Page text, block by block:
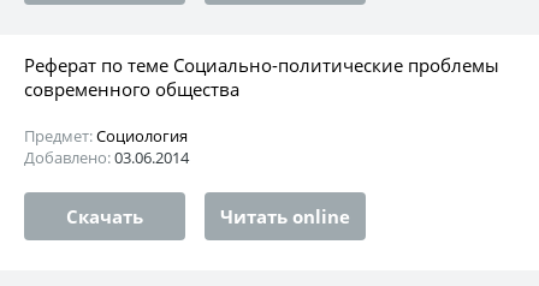
Реферат по теме Социально-политические проблемы
современного общества
Предмет:Социология
Добавлено:03.06.2014
Скачать Читать online